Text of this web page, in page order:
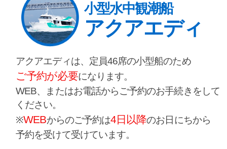
小型水中観潮船
アクアエディ
アクアエディは、定員46席の小型船のため
ご予約が必要になります。
WEB、またはお電話からご予約のお手続きをして
ください。
※WEBからのご予約は4日以降のお日にちから
予約を受けて受けています。